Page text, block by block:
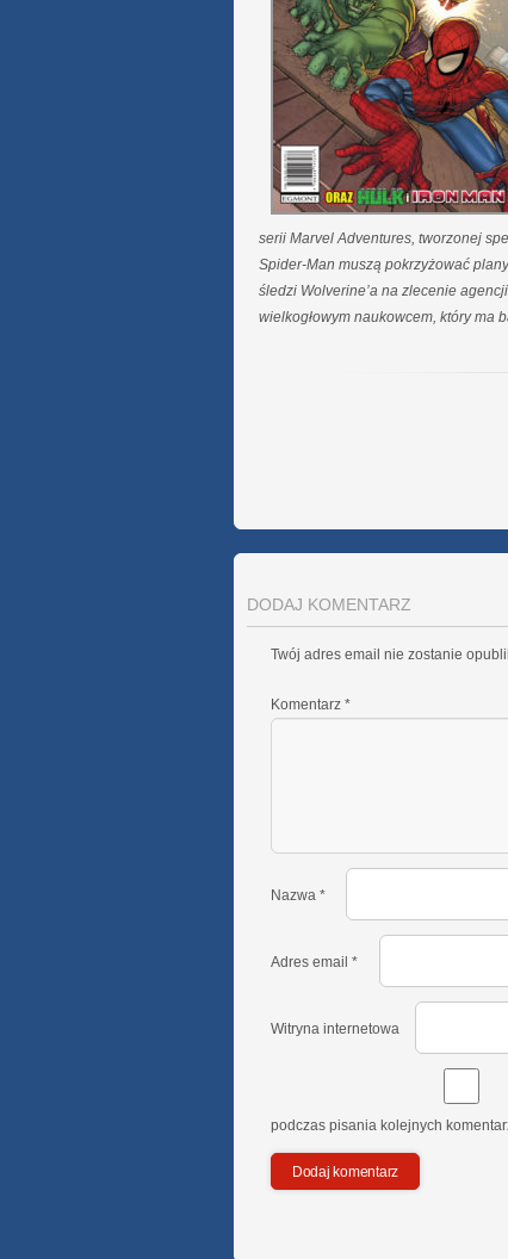
serii Marvel Adventures, tworzonej
Spider-Man muszą pokrzyżować
śledzi Wolverine’a na zlecenie
wielkogłowym naukowcem, który
DODAJ KOMENTARZ
Twój adres email nie zostanie
Komentarz *
Nazwa *
Adres email *
Witryna internetowa
podczas pisania kolejnych